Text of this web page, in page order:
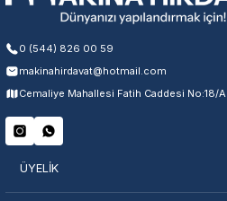
Şehir Seç
0 (544) 826 00 59
makinahirdavat@hotmail.com
Cemaliye Mahallesi Fatih Caddesi No:18/A
ÜYELİK